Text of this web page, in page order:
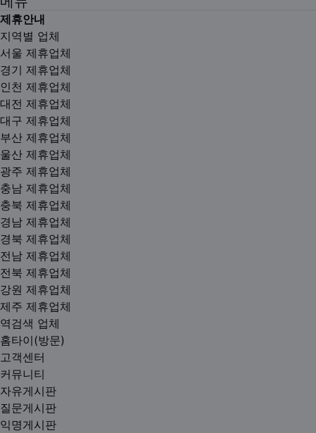
제휴안내
지역별 업체
서울 제휴업체
경기 제휴업체
인천 제휴업체
대전 제휴업체
대구 제휴업체
부산 제휴업체
울산 제휴업체
광주 제휴업체
충남 제휴업체
충북 제휴업체
경남 제휴업체
경북 제휴업체
전남 제휴업체
전북 제휴업체
강원 제휴업체
제주 제휴업체
역검색 업체
홈타이(방문)
고객센터
커뮤니티
자유게시판
질문게시판
익명게시판